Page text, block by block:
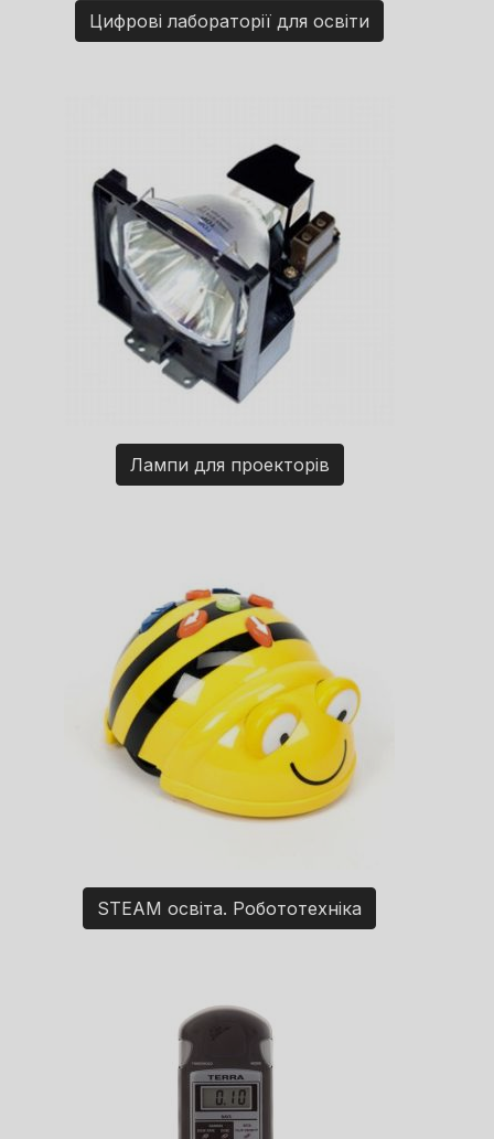
Цифрові лабораторії для освіти
Лампи для проекторів
STEAM освіта. Робототехніка